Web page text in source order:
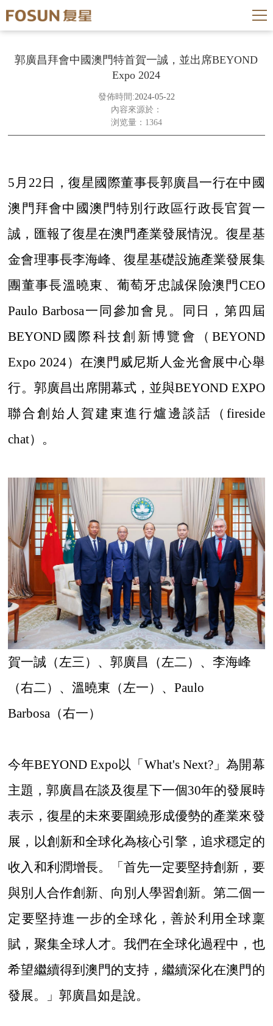
郭廣昌拜會中國澳門特首賀一誠，並出席BEYOND
Expo 2024
發佈時間:2024-05-22
內容來源於：
浏览量：1364
5月22日，復星國際董事長郭廣昌一行在中國
澳門拜會中國澳門特別行政區行政長官賀一
誠，匯報了復星在澳門產業發展情況。復星基
金會理事長李海峰、復星基礎設施產業發展集
團董事長溫曉東、葡萄牙忠誠保險澳門CEO
Paulo Barbosa一同參加會見。同日，第四屆
BEYOND國際科技創新博覽會（BEYOND
Expo 2024）在澳門威尼斯人金光會展中心舉
行。郭廣昌出席開幕式，並與BEYOND EXPO
聯合創始人賀建東進行爐邊談話（fireside
chat）。
賀一誠（左三）、郭廣昌（左二）、李海峰
（右二）、溫曉東（左一）、Paulo
Barbosa（右一）
今年BEYOND Expo以「What's Next?」為開幕
主題，郭廣昌在談及復星下一個30年的發展時
表示，復星的未來要圍繞形成優勢的產業來發
展，以創新和全球化為核心引擎，追求穩定的
收入和利潤增長。「首先一定要堅持創新，要
與別人合作創新、向別人學習創新。第二個一
定要堅持進一步的全球化，善於利用全球稟
賦，聚集全球人才。我們在全球化過程中，也
希望繼續得到澳門的支持，繼續深化在澳門的
發展。」郭廣昌如是說。